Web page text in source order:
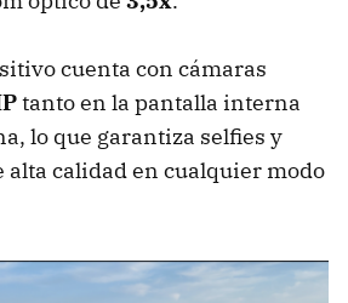
cuenta con cámaras
tanto en la pantalla interna
lo que garantiza selfies y
alta calidad en cualquier modo